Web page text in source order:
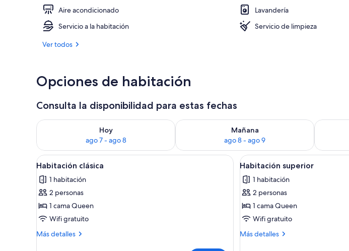
Aire acondicionado
Lavandería
Servicio a la habitación
Servicio de limpieza
Ver todos
Opciones de habitación
Consulta la disponibilidad para estas fechas
Hoy
ago 7 - ago 8
Consulta la disponibilidad para hoy ago 7 - ago 8
Mañana
ago 8 - ago 9
Consulta la disponibilidad para mañana ago 8 -
Consulta
Abrir
todas
las
fotos
de
Habitación
clásica
Un baño con inodoro, bañera y cortina de ducha.
1
Habitación clásica
1 habitación
2 personas
1 cama Queen
Wifi gratuito
Más detalles
Más
Abrir
todas
las
fotos
de
Habitación
superior
1
Habitación superior
1 habitación
2 personas
1 cama Queen
Wifi gratuito
Más detalles
Más